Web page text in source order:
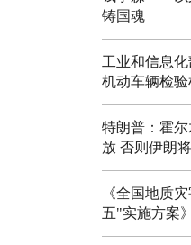
铸国魂
工业和信息
机动车辆检
特朗普：霍
放 否则伊朗
《全国地质
五"实施方案